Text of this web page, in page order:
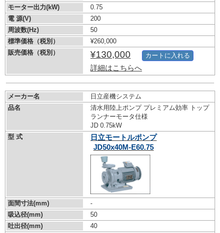
モーター出力(kW)
0.75
電 源(V)
200
周波数(Hz)
50
標準価格（税別）
¥260,000
販売価格（税別）
¥130,000
詳細はこちらへ
カートに入れる
メーカー名
日立産機システム
品名
清水用陸上ポンプ プレミアム効率 トップ
ランナーモータ仕様
JD 0.75kW
型 式
日立モートルポンプ
JD50x40M-E60.75
面間寸法(mm)
-
吸込径(mm)
50
吐出径(mm)
40